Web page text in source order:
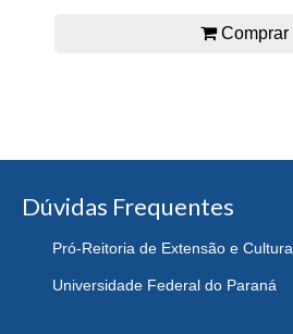
Comprar
Dúvidas Frequentes
Pró-Reitoria de Extensão e Cultura
Universidade Federal do Paraná